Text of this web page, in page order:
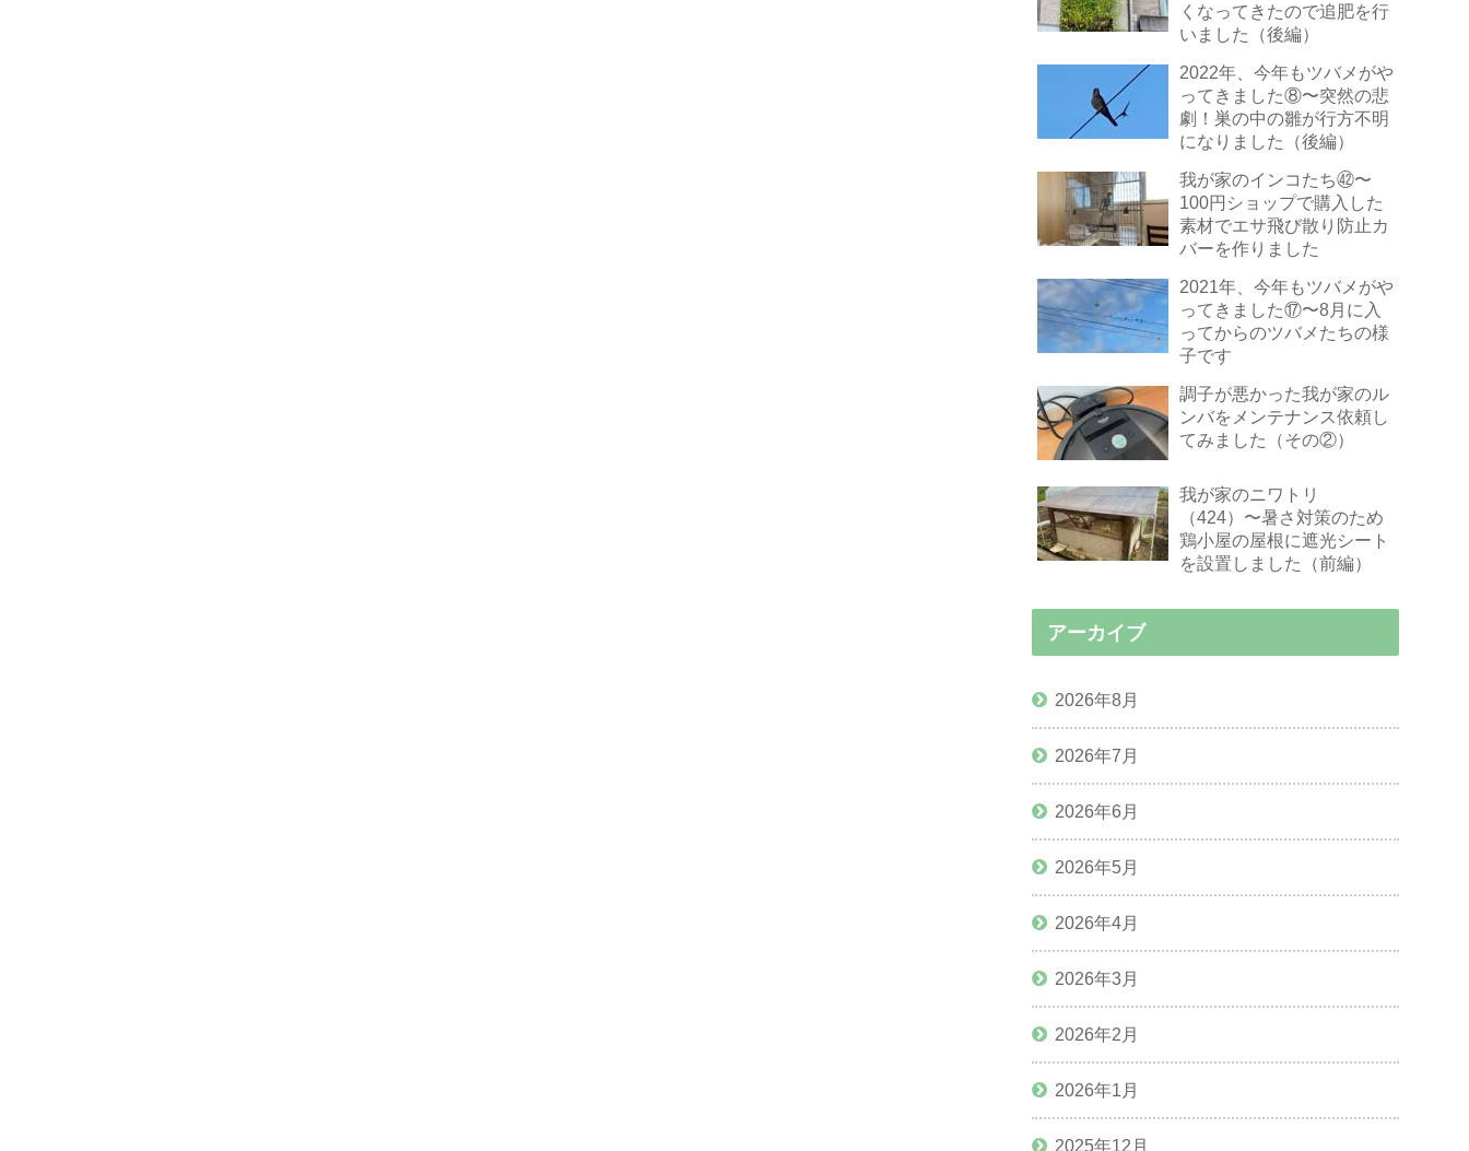
くなってきたので追肥を行
いました（後編）
2022年、今年もツバメがや
ってきました⑧〜突然の悲
劇！巣の中の雛が行方不明
になりました（後編）
我が家のインコたち㊷〜
100円ショップで購入した
素材でエサ飛び散り防止カ
バーを作りました
2021年、今年もツバメがや
ってきました⑰〜8月に入
ってからのツバメたちの様
子です
調子が悪かった我が家のル
ンバをメンテナンス依頼し
てみました（その②）
我が家のニワトリ
（424）〜暑さ対策のため
鶏小屋の屋根に遮光シート
を設置しました（前編）
アーカイブ
2026年8月
2026年7月
2026年6月
2026年5月
2026年4月
2026年3月
2026年2月
2026年1月
2025年12月